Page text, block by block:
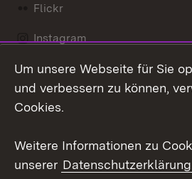
Flickr
Instagram
Social Wall
Um unsere Webseite für Sie
und verbessern zu können,
Cookies.
Weitere Informationen zu
unserer Datenschutzerklärung